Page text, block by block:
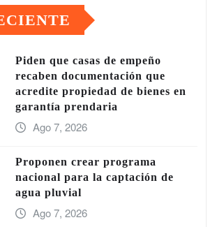
Piden que casas de empeño
recaben documentación que
acredite propiedad de bienes en
garantía prendaria
Ago 7, 2026
Proponen crear programa
nacional para la captación de
agua pluvial
Ago 7, 2026